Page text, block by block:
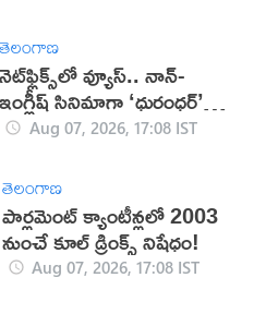
తెలంగాణ
నెట్‌ఫ్లిక్స్‌లో వ్యూస్.. నాన్-
ఇంగ్లీష్ సినిమాగా ‘ధురంధర్’
రికార్డుAug 07, 2026, 17:08 IST
తెలంగాణ
పార్లమెంట్ క్యాంటీన్లలో 2003
నుంచే కూల్ డ్రింక్స్ నిషేధం!
Aug 07, 2026, 17:08 IST